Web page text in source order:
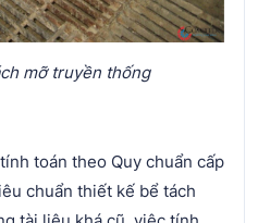
mỡ truyền thống
toán theo Quy chuẩn cấp
chuẩn thiết kế bể tách